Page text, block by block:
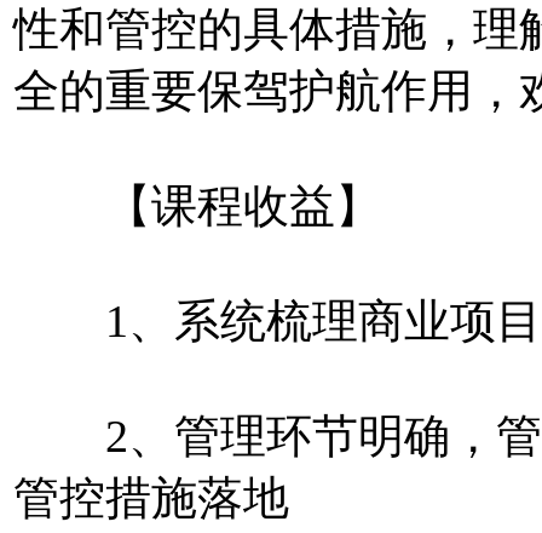
性和管控的具体措施，理
全的重要保驾护航作用，
【课程收益】
1、系统梳理商业项目
2、管理环节明确，管
管控措施落地